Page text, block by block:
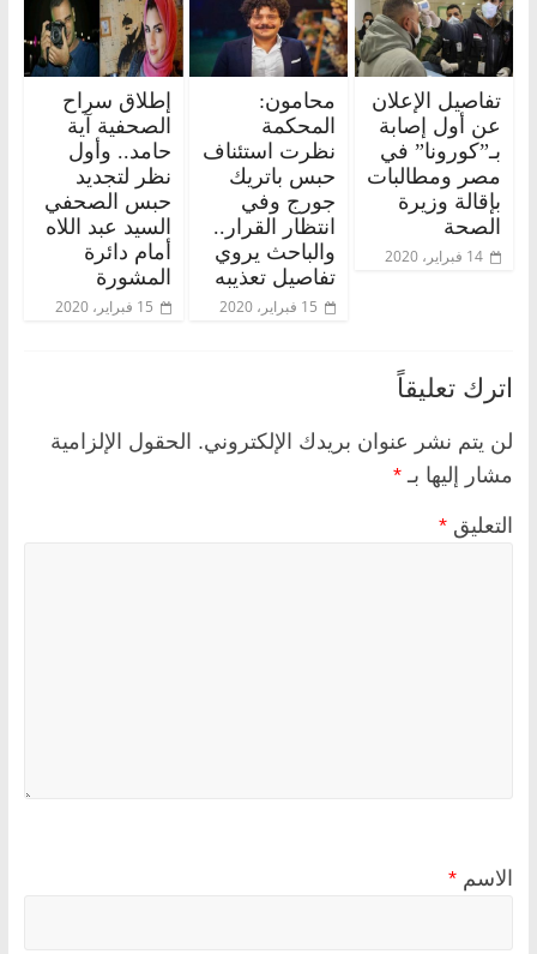
تفاصيل الإعلان
عن أول إصابة
بـ”كورونا” في
مصر ومطالبات
بإقالة وزيرة
الصحة
14 فبراير، 2020
محامون:
المحكمة
نظرت استئناف
حبس باتريك
جورج وفي
انتظار القرار..
والباحث يروي
تفاصيل تعذيبه
15 فبراير، 2020
إطلاق سراح
الصحفية آية
حامد.. وأول
نظر لتجديد
حبس الصحفي
السيد عبد اللاه
أمام دائرة
المشورة
15 فبراير، 2020
اترك تعليقاً
لن يتم نشر عنوان بريدك الإلكتروني. الحقول الإلزامية
مشار إليها بـ *
التعليق *
الاسم *